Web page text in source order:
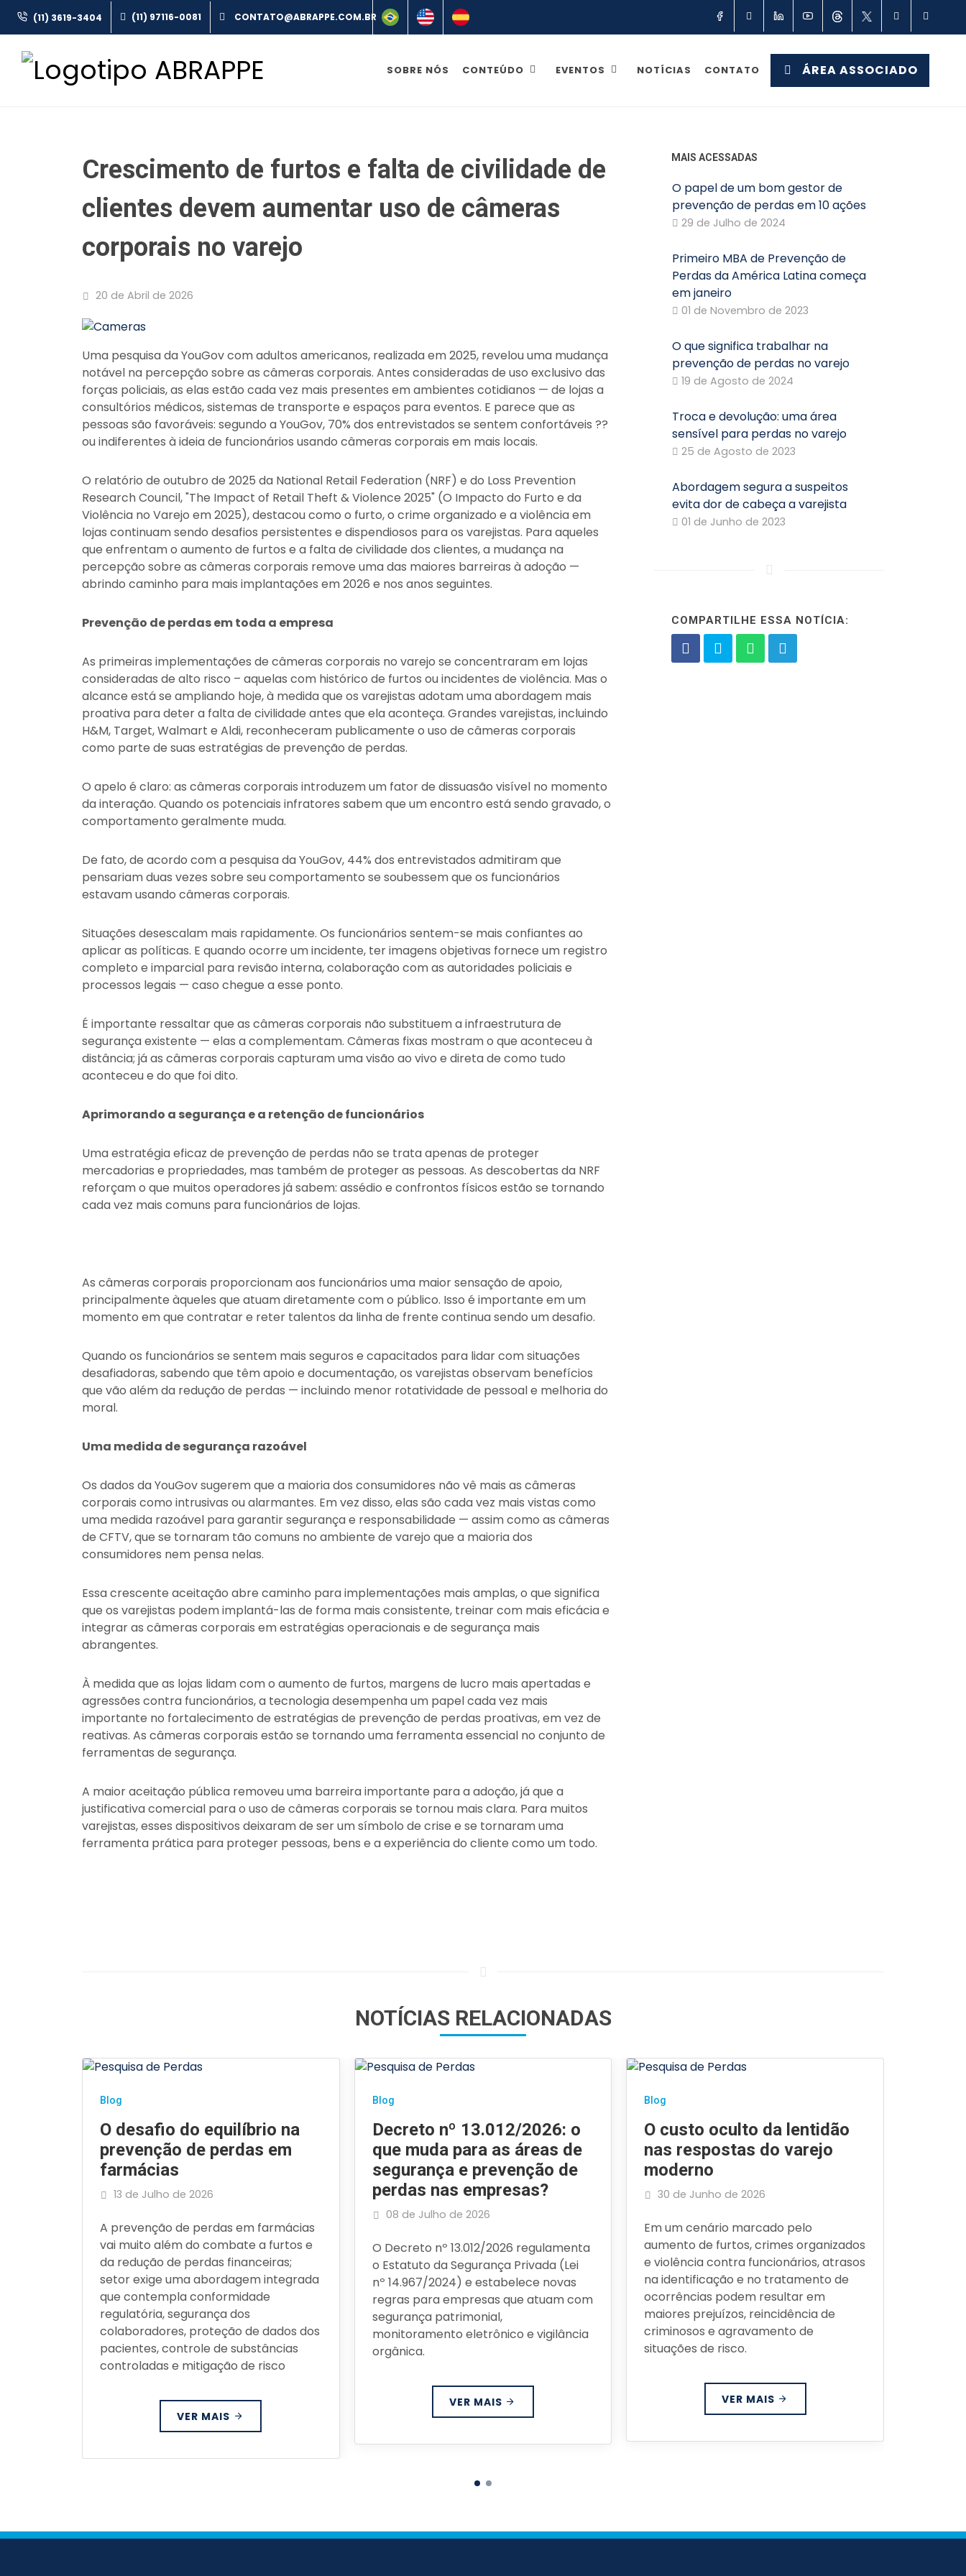
(11) 3619-3404 (11) 97116-0081 FacebookInstagramLinkedinYouTubeThreads TikTok
SOBRE NÓS CONTEÚDO EVENTOS NOTÍCIAS CONTATO ÁREA ASSOCIADO
Crescimento de furtos e falta de civilidade de
clientes devem aumentar uso de câmeras
corporais no varejo
20 de Abril de 2026
Uma pesquisa da YouGov com adultos americanos, realizada em 2025, revelou uma mudança
notável na percepção sobre as câmeras corporais. Antes consideradas de uso exclusivo das
forças policiais, as elas estão cada vez mais presentes em ambientes cotidianos — de lojas a
consultórios médicos, sistemas de transporte e espaços para eventos. E parece que as
pessoas são favoráveis: segundo a YouGov, 70% dos entrevistados se sentem confortáveis ??
ou indiferentes à ideia de funcionários usando câmeras corporais em mais locais.
O relatório de outubro de 2025 da National Retail Federation (NRF) e do Loss Prevention
Research Council, "The Impact of Retail Theft & Violence 2025" (O Impacto do Furto e da
Violência no Varejo em 2025), destacou como o furto, o crime organizado e a violência em
lojas continuam sendo desafios persistentes e dispendiosos para os varejistas. Para aqueles
que enfrentam o aumento de furtos e a falta de civilidade dos clientes, a mudança na
percepção sobre as câmeras corporais remove uma das maiores barreiras à adoção —
abrindo caminho para mais implantações em 2026 e nos anos seguintes.
Prevenção de perdas em toda a empresa
As primeiras implementações de câmeras corporais no varejo se concentraram em lojas
consideradas de alto risco – aquelas com histórico de furtos ou incidentes de violência. Mas o
alcance está se ampliando hoje, à medida que os varejistas adotam uma abordagem mais
proativa para deter a falta de civilidade antes que ela aconteça. Grandes varejistas, incluindo
H&M, Target, Walmart e Aldi, reconheceram publicamente o uso de câmeras corporais
como parte de suas estratégias de prevenção de perdas.
O apelo é claro: as câmeras corporais introduzem um fator de dissuasão visível no momento
da interação. Quando os potenciais infratores sabem que um encontro está sendo gravado, o
comportamento geralmente muda.
De fato, de acordo com a pesquisa da YouGov, 44% dos entrevistados admitiram que
pensariam duas vezes sobre seu comportamento se soubessem que os funcionários
estavam usando câmeras corporais.
Situações desescalam mais rapidamente. Os funcionários sentem-se mais confiantes ao
aplicar as políticas. E quando ocorre um incidente, ter imagens objetivas fornece um registro
completo e imparcial para revisão interna, colaboração com as autoridades policiais e
processos legais — caso chegue a esse ponto.
É importante ressaltar que as câmeras corporais não substituem a infraestrutura de
segurança existente — elas a complementam. Câmeras fixas mostram o que aconteceu à
distância; já as câmeras corporais capturam uma visão ao vivo e direta de como tudo
aconteceu e do que foi dito.
Aprimorando a segurança e a retenção de funcionários
Uma estratégia eficaz de prevenção de perdas não se trata apenas de proteger
mercadorias e propriedades, mas também de proteger as pessoas. As descobertas da NRF
reforçam o que muitos operadores já sabem: assédio e confrontos físicos estão se tornando
cada vez mais comuns para funcionários de lojas.
As câmeras corporais proporcionam aos funcionários uma maior sensação de apoio,
principalmente àqueles que atuam diretamente com o público. Isso é importante em um
momento em que contratar e reter talentos da linha de frente continua sendo um desafio.
Quando os funcionários se sentem mais seguros e capacitados para lidar com situações
desafiadoras, sabendo que têm apoio e documentação, os varejistas observam benefícios
que vão além da redução de perdas — incluindo menor rotatividade de pessoal e melhoria do
moral.
Uma medida de segurança razoável
Os dados da YouGov sugerem que a maioria dos consumidores não vê mais as câmeras
corporais como intrusivas ou alarmantes. Em vez disso, elas são cada vez mais vistas como
uma medida razoável para garantir segurança e responsabilidade — assim como as câmeras
de CFTV, que se tornaram tão comuns no ambiente de varejo que a maioria dos
consumidores nem pensa nelas.
Essa crescente aceitação abre caminho para implementações mais amplas, o que significa
que os varejistas podem implantá-las de forma mais consistente, treinar com mais eficácia e
integrar as câmeras corporais em estratégias operacionais e de segurança mais
abrangentes.
À medida que as lojas lidam com o aumento de furtos, margens de lucro mais apertadas e
agressões contra funcionários, a tecnologia desempenha um papel cada vez mais
importante no fortalecimento de estratégias de prevenção de perdas proativas, em vez de
reativas. As câmeras corporais estão se tornando uma ferramenta essencial no conjunto de
ferramentas de segurança.
A maior aceitação pública removeu uma barreira importante para a adoção, já que a
justificativa comercial para o uso de câmeras corporais se tornou mais clara. Para muitos
varejistas, esses dispositivos deixaram de ser um símbolo de crise e se tornaram uma
ferramenta prática para proteger pessoas, bens e a experiência do cliente como um todo.
MAIS ACESSADAS
O papel de um bom gestor de
prevenção de perdas em 10 ações
29 de Julho de 2024
Primeiro MBA de Prevenção de
Perdas da América Latina começa
em janeiro
01 de Novembro de 2023
O que significa trabalhar na
prevenção de perdas no varejo
19 de Agosto de 2024
Troca e devolução: uma área
sensível para perdas no varejo
25 de Agosto de 2023
Abordagem segura a suspeitos
evita dor de cabeça a varejista
01 de Junho de 2023
COMPARTILHE ESSA NOTÍCIA:
NOTÍCIAS RELACIONADAS
Blog
O desafio do equilíbrio na
prevenção de perdas em
farmácias
13 de Julho de 2026
A prevenção de perdas em farmácias
vai muito além do combate a furtos e
da redução de perdas financeiras;
setor exige uma abordagem integrada
que contempla conformidade
regulatória, segurança dos
colaboradores, proteção de dados dos
pacientes, controle de substâncias
controladas e mitigação de risco
VER MAIS
Blog
Decreto nº 13.012/2026: o
que muda para as áreas de
segurança e prevenção de
perdas nas empresas?
08 de Julho de 2026
O Decreto nº 13.012/2026 regulamenta
o Estatuto da Segurança Privada (Lei
nº 14.967/2024) e estabelece novas
regras para empresas que atuam com
segurança patrimonial,
monitoramento eletrônico e vigilância
orgânica.
VER MAIS
Blog
O custo oculto da lentidão
nas respostas do varejo
moderno
30 de Junho de 2026
Em um cenário marcado pelo
aumento de furtos, crimes organizados
e violência contra funcionários, atrasos
na identificação e no tratamento de
ocorrências podem resultar em
maiores prejuízos, reincidência de
criminosos e agravamento de
situações de risco.
VER MAIS